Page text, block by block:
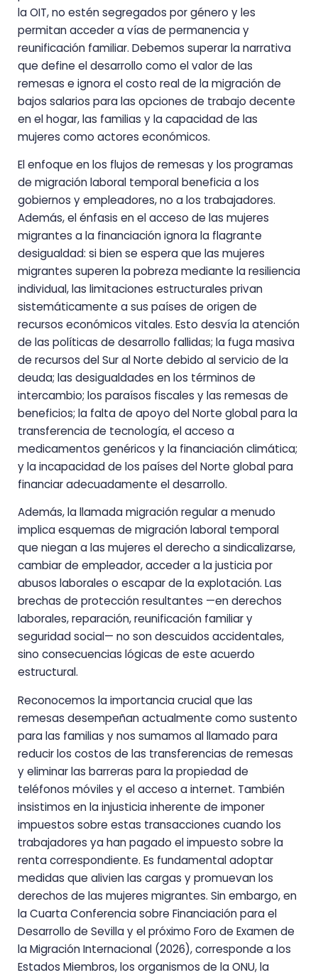
la OIT, no estén segregados por género y les
permitan acceder a vías de permanencia y
reunificación familiar. Debemos superar la narrativa
que define el desarrollo como el valor de las
remesas e ignora el costo real de la migración de
bajos salarios para las opciones de trabajo decente
en el hogar, las familias y la capacidad de las
mujeres como actores económicos.
El enfoque en los flujos de remesas y los programas
de migración laboral temporal beneficia a los
gobiernos y empleadores, no a los trabajadores.
Además, el énfasis en el acceso de las mujeres
migrantes a la financiación ignora la flagrante
desigualdad: si bien se espera que las mujeres
migrantes superen la pobreza mediante la resiliencia
individual, las limitaciones estructurales privan
sistemáticamente a sus países de origen de
recursos económicos vitales. Esto desvía la atención
de las políticas de desarrollo fallidas; la fuga masiva
de recursos del Sur al Norte debido al servicio de la
deuda; las desigualdades en los términos de
intercambio; los paraísos fiscales y las remesas de
beneficios; la falta de apoyo del Norte global para la
transferencia de tecnología, el acceso a
medicamentos genéricos y la financiación climática;
y la incapacidad de los países del Norte global para
financiar adecuadamente el desarrollo.
Además, la llamada migración regular a menudo
implica esquemas de migración laboral temporal
que niegan a las mujeres el derecho a sindicalizarse,
cambiar de empleador, acceder a la justicia por
abusos laborales o escapar de la explotación. Las
brechas de protección resultantes —en derechos
laborales, reparación, reunificación familiar y
seguridad social— no son descuidos accidentales,
sino consecuencias lógicas de este acuerdo
estructural.
Reconocemos la importancia crucial que las
remesas desempeñan actualmente como sustento
para las familias y nos sumamos al llamado para
reducir los costos de las transferencias de remesas
y eliminar las barreras para la propiedad de
teléfonos móviles y el acceso a internet. También
insistimos en la injusticia inherente de imponer
impuestos sobre estas transacciones cuando los
trabajadores ya han pagado el impuesto sobre la
renta correspondiente. Es fundamental adoptar
medidas que alivien las cargas y promuevan los
derechos de las mujeres migrantes. Sin embargo, en
la Cuarta Conferencia sobre Financiación para el
Desarrollo de Sevilla y el próximo Foro de Examen de
la Migración Internacional (2026), corresponde a los
Estados Miembros, los organismos de la ONU, la